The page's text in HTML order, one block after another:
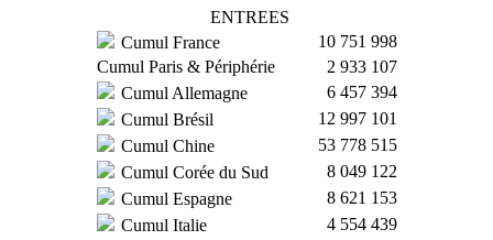
ENTREES
Cumul France
10 751 998
Cumul Paris & Périphérie
2 933 107
Cumul Allemagne
6 457 394
Cumul Brésil
12 997 101
Cumul Chine
53 778 515
Cumul Corée du Sud
8 049 122
Cumul Espagne
8 621 153
Cumul Italie
4 554 439